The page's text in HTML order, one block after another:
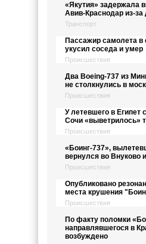
«Якутия» задержала
Авив-Краснодар из-за
Транспорт
Пассажир самолета в
укусил соседа и умер
Происшествия
Два Boeing-737 из
не столкнулись в
Происшествия
У летевшего в Египет
Сочи «выветрилось»
Происшествия
«Боинг-737»,
вернулся во Внуково
Происшествия
Опубликовано
места крушения
Происшествия
По факту поломки
направлявшегося в
возбуждено